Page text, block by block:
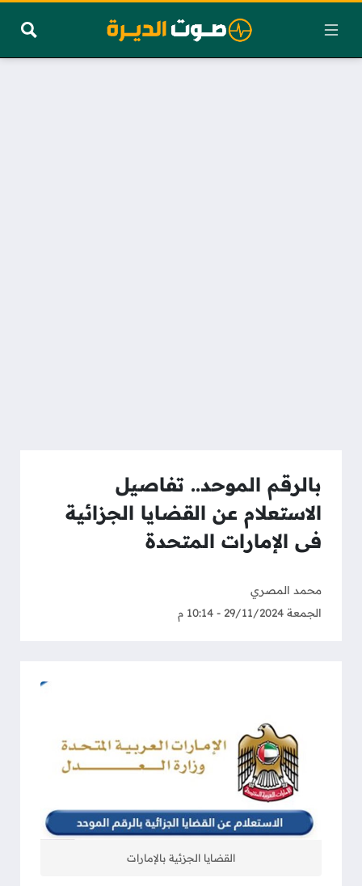
بالرقم الموحد.. تفاصيل
الاستعلام عن القضايا الجزائية
فى الإمارات المتحدة
محمد المصري
الجمعة 29/11/2024 - 10:14 م
القضايا الجزئية بالإمارات